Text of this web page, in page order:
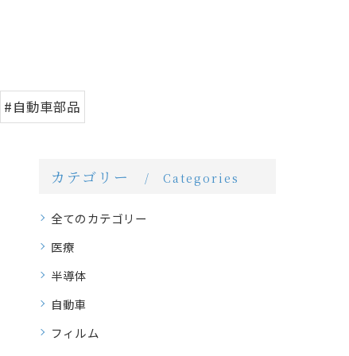
#自動車部品
カテゴリー Categories
全てのカテゴリー
医療
半導体
自動車
フィルム